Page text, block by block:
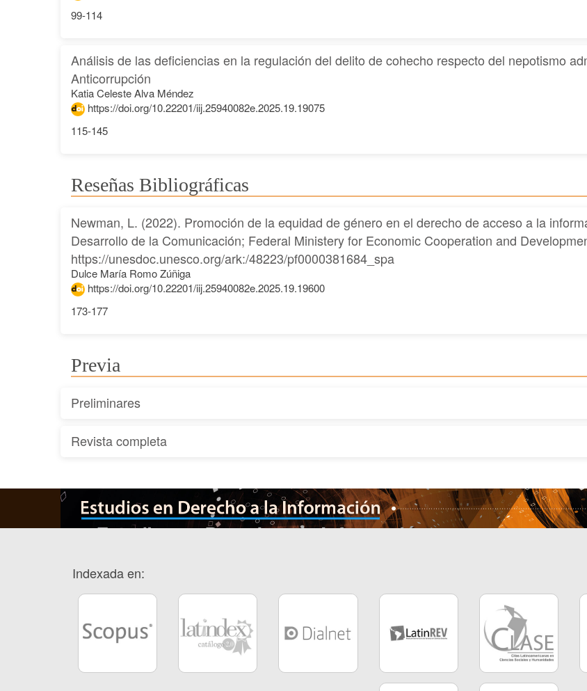
99-114
Análisis de las deficiencias en la regulación del delito de cohecho respecto del nepotismo
Anticorrupción
Katia Celeste Alva Méndez
https://doi.org/10.22201/iij.25940082e.2025.19.19075
115-145
Reseñas Bibliográficas
Newman, L. (2022). Promoción de la equidad de género en el derecho de acceso a la
Desarrollo de la Comunicación; Federal Ministery for Economic Cooperation and
https://unesdoc.unesco.org/ark:/48223/pf0000381684_spa
Dulce María Romo Zúñiga
https://doi.org/10.22201/iij.25940082e.2025.19.19600
173-177
Previa
Preliminares
Revista completa
Indexada en: